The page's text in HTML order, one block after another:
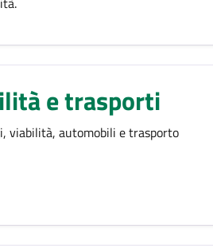
e trasporti
viabilità, automobili e trasporto